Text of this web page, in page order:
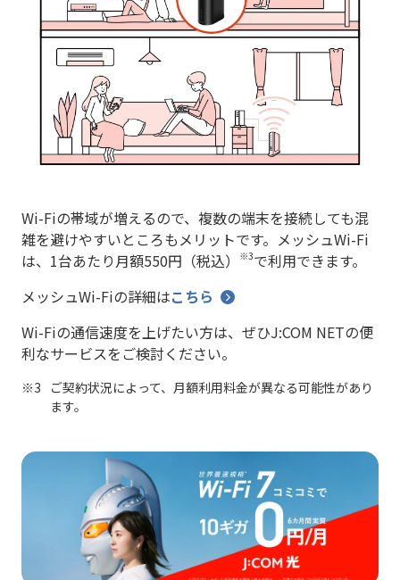
Wi-Fiの帯域が増えるので、複数の端末を接続しても混
雑を避けやすいところもメリットです。メッシュWi-Fi
は、1台あたり月額550円（税込）
※3で利用できます。
メッシュWi-Fiの詳細はこちら
Wi-Fiの通信速度を上げたい方は、ぜひJ:COM NETの便
利なサービスをご検討ください。
ご契約状況によって、月額利用料金が異なる可能性があり
ます。